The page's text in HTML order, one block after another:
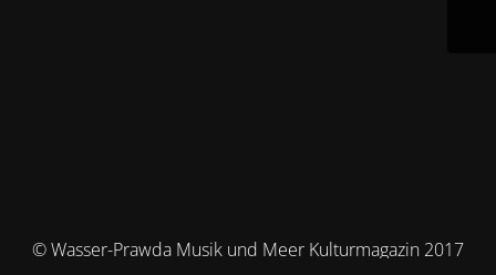
© Wasser-Prawda Musik und Meer Kulturmagazin 2017